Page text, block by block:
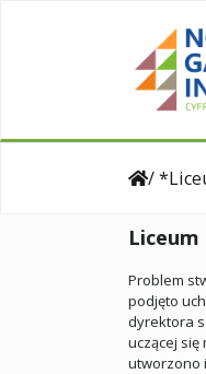
/
Problem
podjęto
dyrektora
uczącej się
utworzono